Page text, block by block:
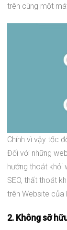
trên cùng một
Chính vì vậy tốc
Đối với những
hướng thoát khỏi
SEO, thất thoát
trên Website của
2. Không sỡ